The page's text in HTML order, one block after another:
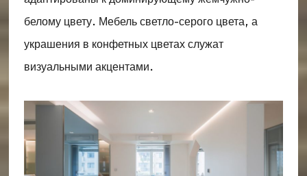
белому цвету. Мебель светло-серого цвета, а
украшения в конфетных цветах служат
визуальными акцентами.